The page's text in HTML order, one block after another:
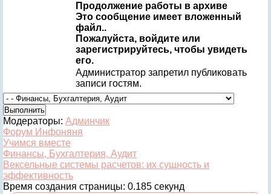
Продолжение работы в архиве
Это сообщение имеет вложенный
файл..
Пожалуйста, войдите или
зарегистрируйтесь, чтобы увидеть
его.
Администратор запретил публиковать
записи гостям.
Модераторы: Админчик
Форум Инфоняня
Учимся вместе
Финансы, Бухгалтерия, Аудит
Вексельные системы расчетов: их сущность и
эффективность
Время создания страницы: 0.185 секунд